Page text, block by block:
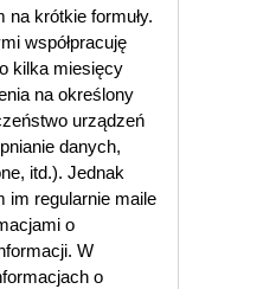
na krótkie formuły.
współpracuję
kilka miesięcy
na określony
urządzeń
danych,
itd.). Jednak
im regularnie maile
o
W
o